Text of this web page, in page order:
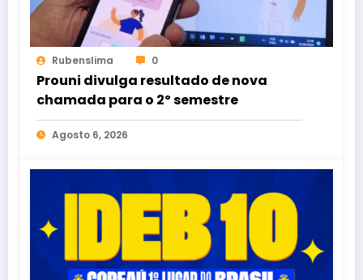
Rubenslima 0
Prouni divulga resultado de nova
chamada para o 2º semestre
Agosto 6, 2026